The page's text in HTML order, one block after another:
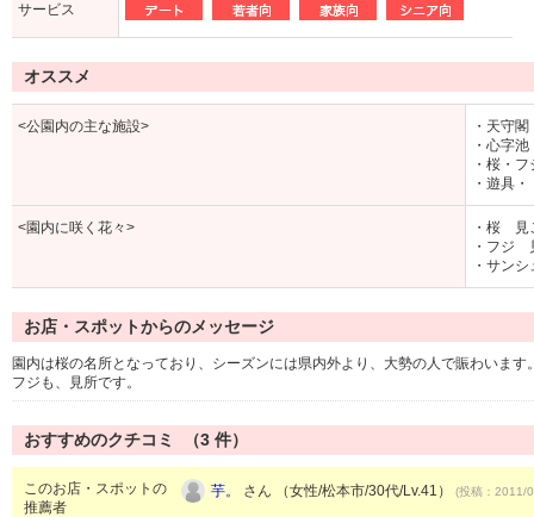
サービス
オススメ
<公園内の主な施設>
・天守
・心字池
・桜・
・遊具
<園内に咲く花々>
・桜 見
・フジ
・サン
お店・スポットからのメッセージ
園内は桜の名所となっており、シーズンには県内外より、大勢の人で賑わいま
フジも、見所です。
おすすめのクチコミ （3 件）
このお店・スポットの
推薦者
芋。 さん （女性/松本市/30代/Lv.41） (投稿：2011/